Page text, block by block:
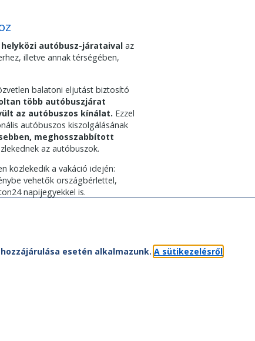
helyközi autóbusz-járataival az
illetve annak térségében,
balatoni eljutást biztosító
több autóbuszjárat
az autóbuszos kínálat. Ezzel
autóbuszos kiszolgálásának
meghosszabbított
az autóbuszok.
közlekedik a vakáció idején:
vehetők országbérlettel,
napijegyekkel is.
esetén alkalmazunk. A sütikezelésről